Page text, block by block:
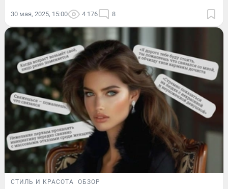
30 мая, 2025, 15:00 4 176 8
СТИЛЬ И КРАСОТА ОБЗОР